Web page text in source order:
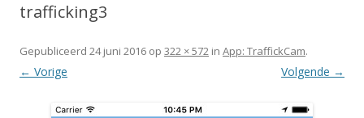
trafficking3
Gepubliceerd 24 juni 2016 op 322 × 572 in App: TraffickCam.
← Vorige Volgende →